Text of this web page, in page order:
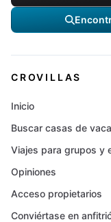
CROVILLAS
Inicio
Buscar casas de
Viajes para grupos y
Opiniones
Acceso propietarios
Conviértase en